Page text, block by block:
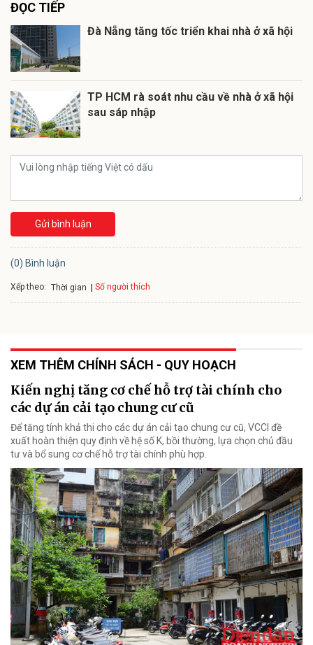
ĐỌC TIẾP
Đà Nẵng tăng tốc triển khai nhà ở xã hội
TP HCM rà soát nhu cầu về nhà ở xã hội
sau sáp nhập
Gửi bình luận
(0) Bình luận
Xếp theo: Thời gian Số người thích
XEM THÊM CHÍNH SÁCH - QUY HOẠCH
Kiến nghị tăng cơ chế hỗ trợ tài chính cho
các dự án cải tạo chung cư cũ
Để tăng tính khả thi cho các dự án cải tạo chung cư cũ, VCCI đề
xuất hoàn thiện quy định về hệ số K, bồi thường, lựa chọn chủ đầu
tư và bổ sung cơ chế hỗ trợ tài chính phù hợp.